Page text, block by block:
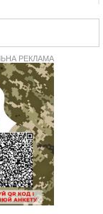
75-річній
сонячну
гривень
полеглим на
зупинку і
Бондаренко
в автівці: у ТЦК
РЕКЛАМА